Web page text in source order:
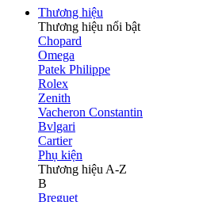
Thương hiệu
Thương hiệu nổi bật
Chopard
Omega
Patek Philippe
Rolex
Zenith
Vacheron Constantin
Bvlgari
Cartier
Phụ kiện
Thương hiệu A-Z
B
Breguet